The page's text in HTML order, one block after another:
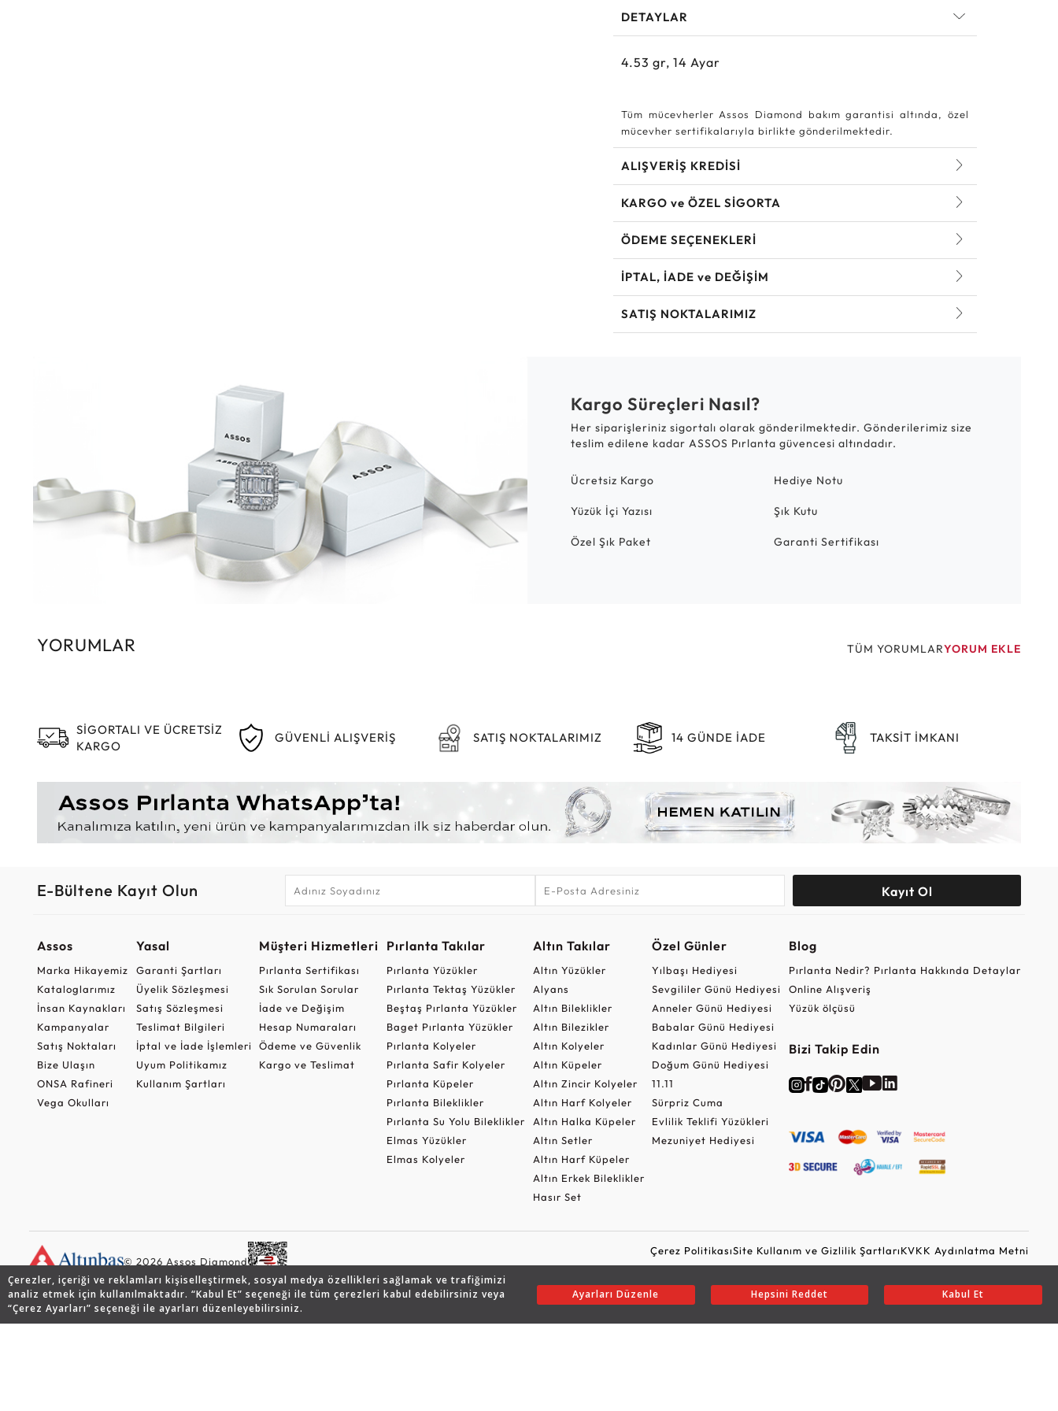
Çerezler, içeriği ve reklamları kişiselleştirmek, sosyal medya özellikleri sağlamak ve trafiğimizi
analiz etmek için kullanılmaktadır. “Kabul Et” seçeneği ile tüm çerezleri kabul edebilirsiniz veya
“Çerez Ayarları” seçeneği ile ayarları düzenleyebilirsiniz.
Ayarları Düzenle Hepsini Reddet Kabul Et
DETAYLAR
4.53gr,14Ayar
Tüm mücevherler Assos Diamond bakım garantisi altında, özel
mücevher sertifikalarıyla birlikte gönderilmektedir.
ALIŞVERİŞ KREDİSİ
KARGO ve ÖZEL SİGORTA
ÖDEME SEÇENEKLERİ
İPTAL, İADE ve DEĞİŞİM
SATIŞ NOKTALARIMIZ
Kargo Süreçleri Nasıl?
Her siparişleriniz sigortalı olarak gönderilmektedir. Gönderilerimiz size
teslim edilene kadar ASSOS Pırlanta güvencesi altındadır.
Ücretsiz Kargo Hediye Notu
Yüzük İçi Yazısı Şık Kutu
Özel Şık Paket Garanti Sertifikası
YORUMLAR TÜM YORUMLARYORUM EKLE
SİGORTALI VE ÜCRETSİZ
KARGO
GÜVENLİ ALIŞVERİŞ SATIŞ NOKTALARIMIZ 14 GÜNDE İADE TAKSİT İMKANI
E-Bültene Kayıt Olun Kayıt Ol
Assos
Marka Hikayemiz
Kataloglarımız
İnsan Kaynakları
Kampanyalar
Satış Noktaları
Bize Ulaşın
ONSA Rafineri
Vega Okulları
Yasal
Garanti Şartları
Üyelik Sözleşmesi
Satış Sözleşmesi
Teslimat Bilgileri
İptal ve İade İşlemleri
Uyum Politikamız
Kullanım Şartları
Müşteri Hizmetleri
Pırlanta Sertifikası
Sık Sorulan Sorular
İade ve Değişim
Hesap Numaraları
Ödeme ve Güvenlik
Kargo ve Teslimat
Pırlanta Takılar
Pırlanta Yüzükler
Pırlanta Tektaş Yüzükler
Beştaş Pırlanta Yüzükler
Baget Pırlanta Yüzükler
Pırlanta Kolyeler
Pırlanta Safir Kolyeler
Pırlanta Küpeler
Pırlanta Bileklikler
Pırlanta Su Yolu Bileklikler
Elmas Yüzükler
Elmas Kolyeler
Altın Takılar
Altın Yüzükler
Alyans
Altın Bileklikler
Altın Bilezikler
Altın Kolyeler
Altın Küpeler
Altın Zincir Kolyeler
Altın Harf Kolyeler
Altın Halka Küpeler
Altın Setler
Altın Harf Küpeler
Altın Erkek Bileklikler
Hasır Set
Özel Günler
Yılbaşı Hediyesi
Sevgililer Günü Hediyesi
Anneler Günü Hediyesi
Babalar Günü Hediyesi
Kadınlar Günü Hediyesi
Doğum Günü Hediyesi
11.11
Sürpriz Cuma
Evlilik Teklifi Yüzükleri
Mezuniyet Hediyesi
Blog
Pırlanta Nedir? Pırlanta Hakkında Detaylar
Online Alışveriş
Yüzük ölçüsü
Bizi Takip Edin
© 2026 Assos Diamond
Çerez PolitikasıSite Kullanım ve Gizlilik ŞartlarıKVKK Aydınlatma Metni